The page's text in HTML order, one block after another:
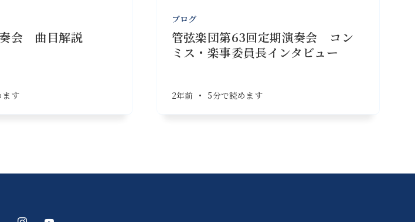
会 曲目解説
ます
ブログ
管弦楽団第63回定期演奏会 コン
ミス・楽事委員長インタビュー
2年前 • 5分で読めます